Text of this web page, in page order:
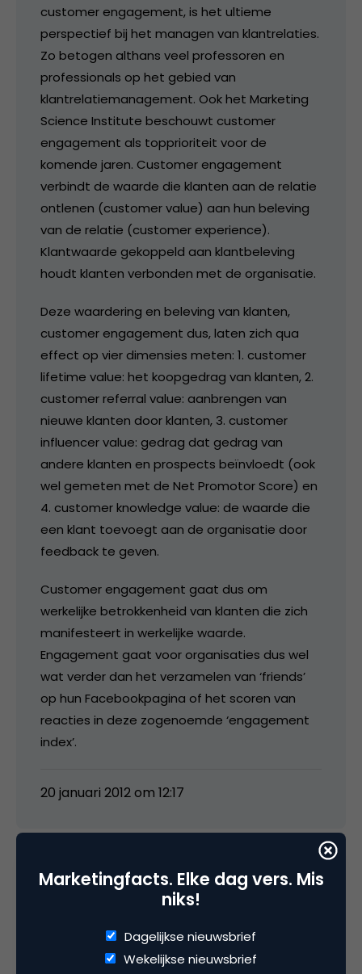
customer engagement, is het ultieme
perspectief bij het managen van klantrelaties.
Zo betogen althans veel professoren en
professionals op het gebied van
klantrelatiemanagement. Ook het Marketing
Science Institute beschouwt customer
engagement als topprioriteit voor de
komende jaren. Customer engagement
verbindt de waarde die klanten aan de relatie
ontlenen (customer value) aan hun beleving
van de relatie (customer experience).
Klantwaarde gekoppeld aan klantbeleving
houdt klanten verbonden met de organisatie.
Deze waardering en beleving van klanten,
customer engagement dus, laten zich qua
effect op vier dimensies meten: 1. customer
lifetime value: het koopgedrag van klanten, 2.
customer referral value: aanbrengen van
nieuwe klanten door klanten, 3. customer
influencer value: gedrag dat gedrag van
andere klanten en prospects beïnvloedt (ook
wel gemeten met de Net Promotor Score) en
4. customer knowledge value: de waarde die
een klant toevoegt aan de organisatie door
feedback te geven.
Customer engagement gaat dus om
werkelijke betrokkenheid van klanten die zich
manifesteert in werkelijke waarde.
Engagement gaat voor organisaties dus wel
wat verder dan het verzamelen van ‘friends’
op hun Facebookpagina of het scoren van
reacties in deze zogenoemde ‘engagement
index’.
20 januari 2012 om 12:17
steph8080
Insights is miscchien nog wel beter?
Marketingfacts. Elke dag vers. Mis
niks!
Dagelijkse nieuwsbrief
Wekelijkse nieuwsbrief